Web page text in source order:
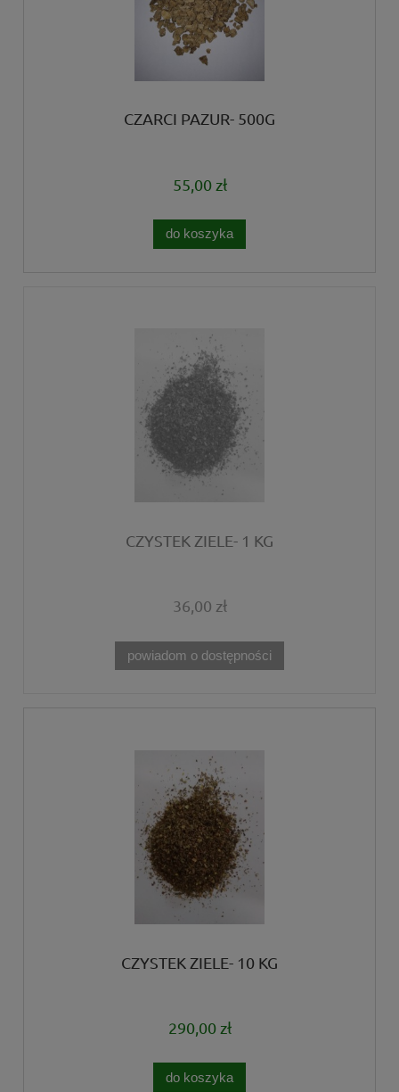
CZARCI PAZUR- 500G
55,00 zł
do koszyka
CZYSTEK ZIELE- 1 KG
36,00 zł
powiadom o dostępności
CZYSTEK ZIELE- 10 KG
290,00 zł
do koszyka